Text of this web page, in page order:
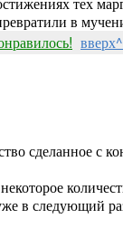
в
вверх^
сделанное с
в следующий